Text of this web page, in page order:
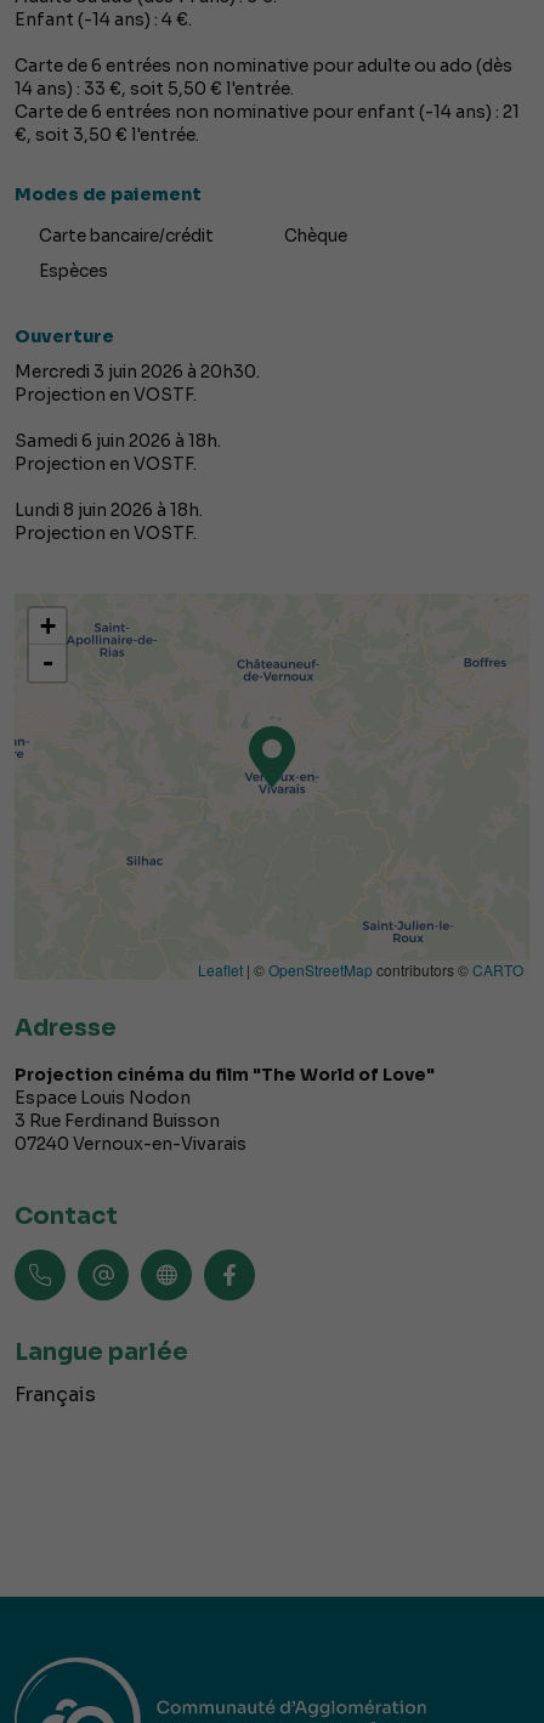
Enfant (-14 ans) : 4 €.
Carte de 6 entrées non nominative pour adulte ou ado (dès
14 ans) : 33 €, soit 5,50 € l'entrée.
Carte de 6 entrées non nominative pour enfant (-14 ans) : 21
€, soit 3,50 € l'entrée.
Modes de paiement
Carte bancaire/crédit
Chèque
Espèces
Ouverture
Mercredi 3 juin 2026 à 20h30.
Projection en VOSTF.
Samedi 6 juin 2026 à 18h.
Projection en VOSTF.
Lundi 8 juin 2026 à 18h.
Projection en VOSTF.
+
-
Leaflet | ©OpenStreetMap contributors ©CARTO
Adresse
Projection cinéma du film "The World of Love"
Espace Louis Nodon
3 Rue Ferdinand Buisson
07240 Vernoux-en-Vivarais
Contact
Langue parlée
Français